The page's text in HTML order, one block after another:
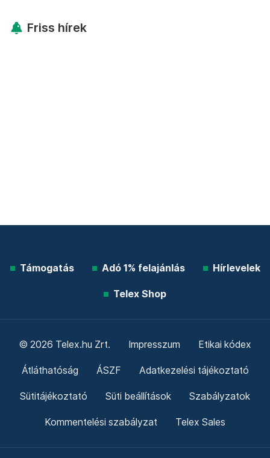
Friss hírek
Támogatás Adó 1% felajánlás Hírlevelek
Telex Shop
© 2026 Telex.hu Zrt. Impresszum Etikai kódex
Átláthatóság ÁSZF Adatkezelési tájékoztató
Sütitájékoztató Süti beállítások Szabályzatok
Kommentelési szabályzat Telex Sales